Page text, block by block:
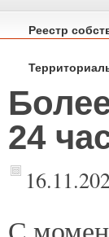
Реестр
24